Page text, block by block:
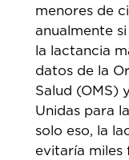
menores de
anualmente
la lactancia
datos de la
Salud (OMS)
Unidas para
solo eso, la
evitaría miles